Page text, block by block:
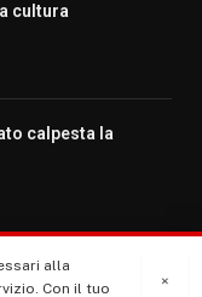
cultura
calpesta la
×
alla
Con il tuo